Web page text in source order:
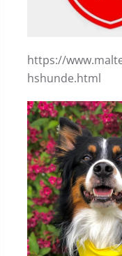
https://
hshunde.html